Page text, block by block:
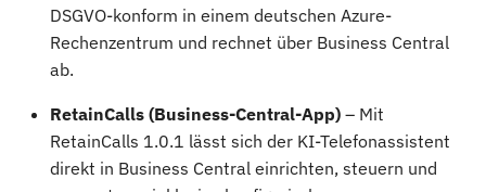
DSGVO-konform in einem deutschen Azure-
Rechenzentrum und rechnet über Business Central
ab.
RetainCalls (Business-Central-App) – Mit
RetainCalls 1.0.1 lässt sich der KI-Telefonassistent
direkt in Business Central einrichten, steuern und